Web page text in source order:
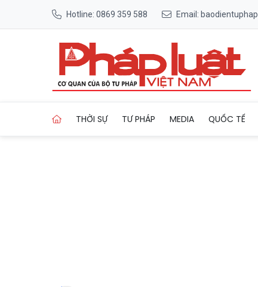
Hotline: 0869 359 588 Email:
THỜI SỰ TƯ PHÁP MEDIA QUỐC TẾ